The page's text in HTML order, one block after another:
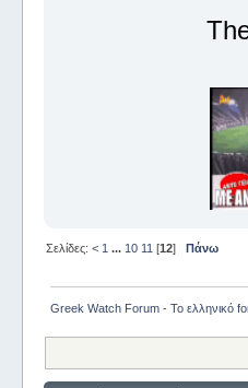
Σελίδες: < 1 ... 10 11 [12] Πάνω
Greek Watch Forum - Το ελληνικό